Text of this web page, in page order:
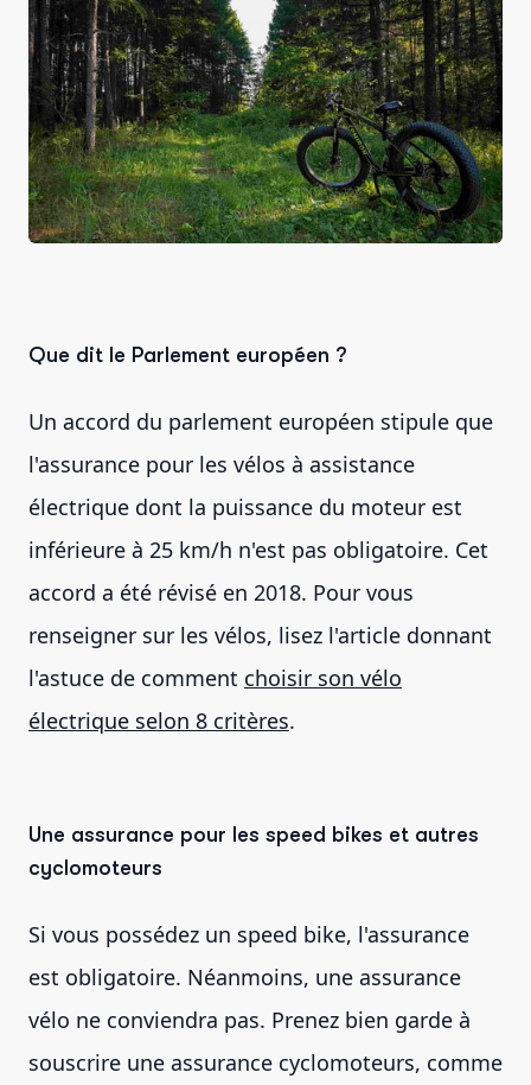
Que dit le Parlement européen ?
Un accord du parlement européen stipule que
l'assurance pour les vélos à assistance
électrique dont la puissance du moteur est
inférieure à 25 km/h n'est pas obligatoire. Cet
accord a été révisé en 2018. Pour vous
renseigner sur les vélos, lisez l'article donnant
l'astuce de comment choisir son vélo
électrique selon 8 critères.
Une assurance pour les speed bikes et autres
cyclomoteurs
Si vous possédez un speed bike, l'assurance
est obligatoire. Néanmoins, une assurance
vélo ne conviendra pas. Prenez bien garde à
souscrire une assurance cyclomoteurs, comme